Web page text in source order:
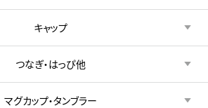
キャップ
つなぎ・はっぴ他
マグカップ・タンブラー